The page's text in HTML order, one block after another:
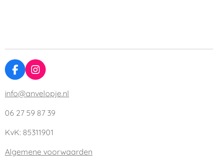
F
a
c
b
o
k
I
n
s
a
r
a
info@anvelopje.nl
06 27 59 87 39
KvK: 85311901
Algemene voorwaarden